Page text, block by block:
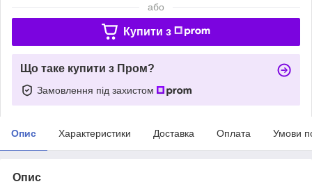
або
Купити з
Що таке купити з Пром?
Замовлення під захистом
Опис Характеристики Доставка Оплата Умови
Опис